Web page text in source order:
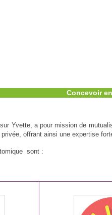
Concevoir
Yvette, a pour mission de
offrant ainsi une expertise
sont :